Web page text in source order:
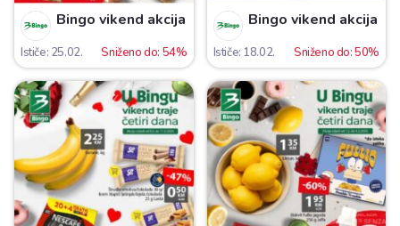
Bingo vikend akcija
Ističe: 25.02. Sniženo do: 54%
Bingo vikend akcija
Ističe: 18.02. Sniženo do: 50%